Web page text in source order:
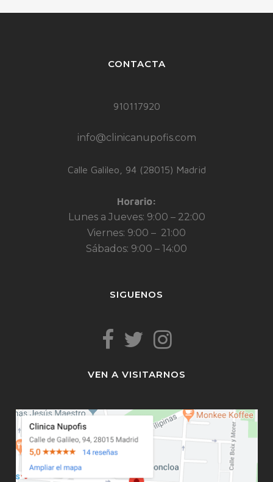
CONTACTA
910117920
info@clinicanupofis.com
Calle Galileo, 94 (28015) Madrid
Horario:
Lunes a Jueves: 9:00 – 22:00
Viernes: 9:00 – 21:00
Sábados: 9:00 – 14:00
SIGUENOS
VEN A VISITARNOS